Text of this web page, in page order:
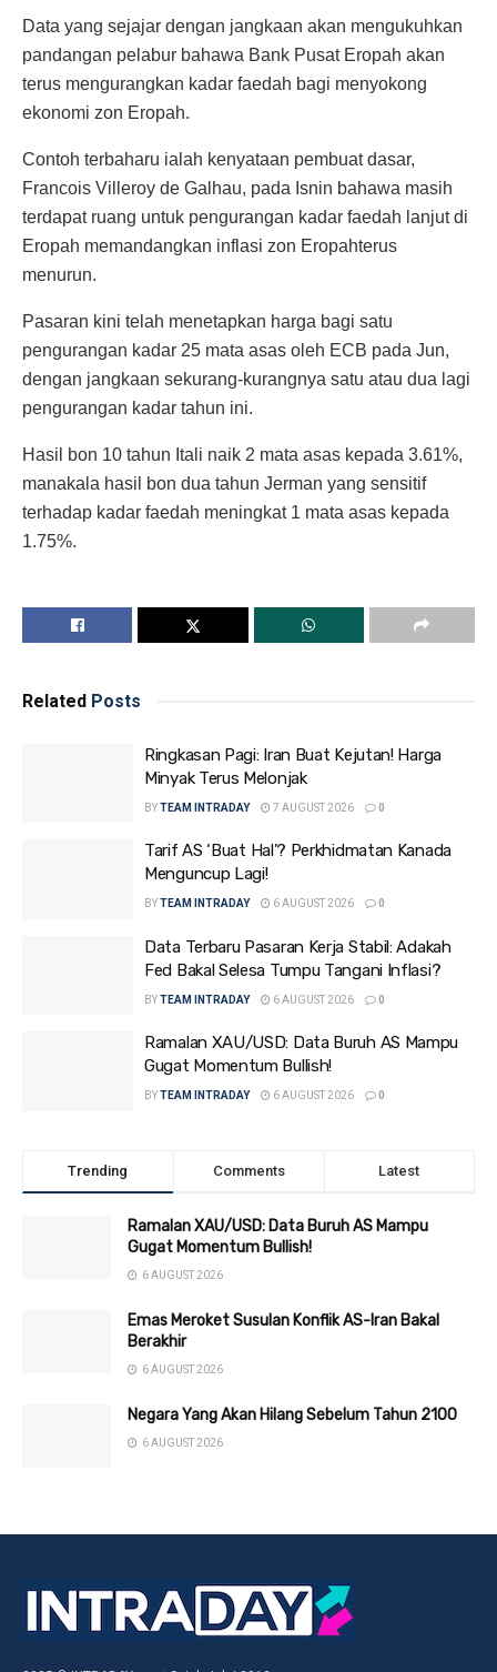
Data yang sejajar dengan jangkaan akan mengukuhkan
pandangan pelabur bahawa Bank Pusat Eropah akan
terus mengurangkan kadar faedah bagi menyokong
ekonomi zon Eropah.
Contoh terbaharu ialah kenyataan pembuat dasar,
Francois Villeroy de Galhau, pada Isnin bahawa masih
terdapat ruang untuk pengurangan kadar faedah lanjut di
Eropah memandangkan inflasi zon Eropahterus
menurun.
Pasaran kini telah menetapkan harga bagi satu
pengurangan kadar 25 mata asas oleh ECB pada Jun,
dengan jangkaan sekurang-kurangnya satu atau dua lagi
pengurangan kadar tahun ini.
Hasil bon 10 tahun Itali naik 2 mata asas kepada 3.61%,
manakala hasil bon dua tahun Jerman yang sensitif
terhadap kadar faedah meningkat 1 mata asas kepada
1.75%.
Related Posts
Ringkasan Pagi: Iran Buat Kejutan! Harga
Minyak Terus Melonjak
BYTEAM INTRADAY 7 AUGUST 2026 0
Tarif AS ‘Buat Hal’? Perkhidmatan Kanada
Menguncup Lagi!
BYTEAM INTRADAY 6 AUGUST 2026 0
Data Terbaru Pasaran Kerja Stabil: Adakah
Fed Bakal Selesa Tumpu Tangani Inflasi?
BYTEAM INTRADAY 6 AUGUST 2026 0
Ramalan XAU/USD: Data Buruh AS Mampu
Gugat Momentum Bullish!
BYTEAM INTRADAY 6 AUGUST 2026 0
Trending Comments Latest
Ramalan XAU/USD: Data Buruh AS Mampu
Gugat Momentum Bullish!
6 AUGUST 2026
Emas Meroket Susulan Konflik AS-Iran Bakal
Berakhir
6 AUGUST 2026
Negara Yang Akan Hilang Sebelum Tahun 2100
6 AUGUST 2026